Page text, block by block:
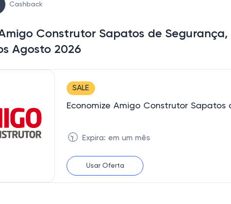
Cashback
Construtor Sapatos de
Agosto 2026
SALE
Economize Amigo Construtor Sapatos
🕥 Expira: em um mês
Usar Oferta